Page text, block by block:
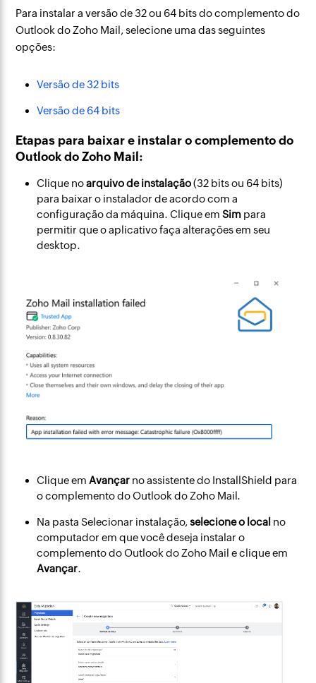
Para instalar a versão de 32 ou 64 bits do complemento do
Outlook do Zoho Mail, selecione uma das seguintes
opções:
Versão de 32 bits
Versão de 64 bits
Etapas para baixar e instalar o complemento do
Outlook do Zoho Mail:
Clique noarquivo de instalação(32 bits ou 64 bits)
para baixar o instalador de acordo com a
configuração da máquina. Clique emSim para
permitir que o aplicativo faça alterações em seu
desktop.
Clique emAvançar no assistente do InstallShield para
o complemento do Outlook do Zoho Mail.
Na pasta Selecionar instalação,selecione o local no
computador em que você deseja instalar o
complemento do Outlook do Zoho Mail e clique em
Avançar.